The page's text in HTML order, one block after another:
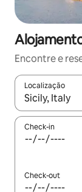
Encontre e
Localização
Quando os
Check-in
Check-out